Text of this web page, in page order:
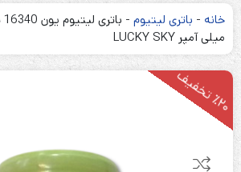
خانه - باتری لیتیوم -
میلی آمپر LUCKY SKY
٪2
0
ت
خ
ف
یف